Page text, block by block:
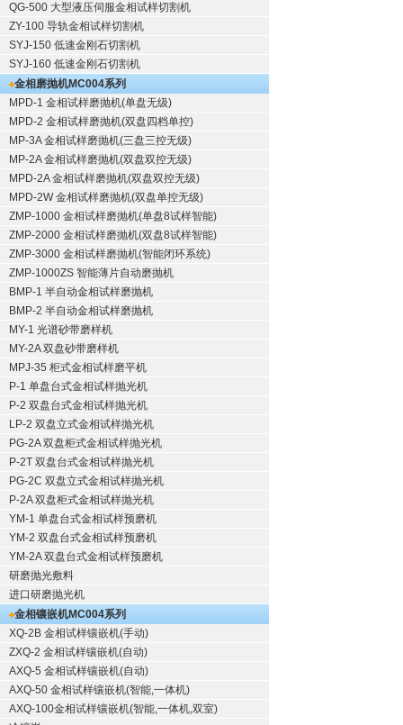
QG-500 大型液压伺服金相试样切割机
ZY-100 导轨金相试样切割机
SYJ-150 低速金刚石切割机
SYJ-160 低速金刚石切割机
金相磨抛机MC004系列
MPD-1 金相试样磨抛机(单盘无级)
MPD-2 金相试样磨抛机(双盘四档单控)
MP-3A 金相试样磨抛机(三盘三控无级)
MP-2A 金相试样磨抛机(双盘双控无级)
MPD-2A 金相试样磨抛机(双盘双控无级)
MPD-2W 金相试样磨抛机(双盘单控无级)
ZMP-1000 金相试样磨抛机(单盘8试样智能)
ZMP-2000 金相试样磨抛机(双盘8试样智能)
ZMP-3000 金相试样磨抛机(智能闭环系统)
ZMP-1000ZS 智能薄片自动磨抛机
BMP-1 半自动金相试样磨抛机
BMP-2 半自动金相试样磨抛机
MY-1 光谱砂带磨样机
MY-2A 双盘砂带磨样机
MPJ-35 柜式金相试样磨平机
P-1 单盘台式金相试样抛光机
P-2 双盘台式金相试样抛光机
LP-2 双盘立式金相试样抛光机
PG-2A 双盘柜式金相试样抛光机
P-2T 双盘台式金相试样抛光机
PG-2C 双盘立式金相试样抛光机
P-2A 双盘柜式金相试样抛光机
YM-1 单盘台式金相试样预磨机
YM-2 双盘台式金相试样预磨机
YM-2A 双盘台式金相试样预磨机
研磨抛光敷料
进口研磨抛光机
金相镶嵌机MC004系列
XQ-2B 金相试样镶嵌机(手动)
ZXQ-2 金相试样镶嵌机(自动)
AXQ-5 金相试样镶嵌机(自动)
AXQ-50 金相试样镶嵌机(智能,一体机)
AXQ-100金相试样镶嵌机(智能,一体机,双室)